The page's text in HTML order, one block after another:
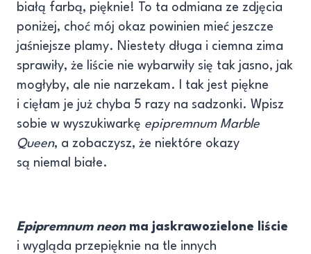
białą farbą, pięknie! To ta odmiana ze zdjęcia
poniżej, choć mój okaz powinien mieć jeszcze
jaśniejsze plamy. Niestety długa i ciemna zima
sprawiły, że liście nie wybarwiły się tak jasno, jak
mogłyby, ale nie narzekam. I tak jest piękne
i cięłam je już chyba 5 razy na sadzonki. Wpisz
sobie w wyszukiwarkę epipremnum Marble
Queen, a zobaczysz, że niektóre okazy
są niemal białe.
Epipremnum neonma jaskrawozielone liście
i wygląda przepięknie na tle innych